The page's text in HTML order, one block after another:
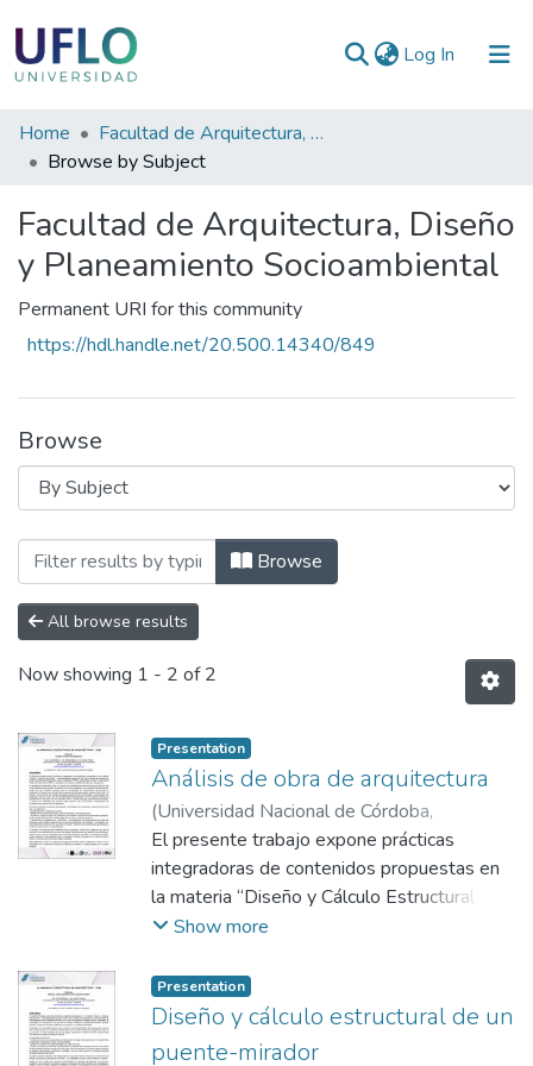
Log In (current)
Communities
&
All of RIUFLO
Home
Facultad de Arquitectura, Diseño y Planeamiento Socioambiental
Browse by Subject
Facultad de Arquitectura, Diseño
y Planeamiento Socioambiental
Permanent URI for this community
https://hdl.handle.net/20.500.14340/849
Browse
Browsing Facultad de Arquitectura,
Browse
All browse results
Now showing 1 - 2 of 2
Presentation
Análisis de obra de arquitectura
(Universidad Nacional de Córdoba,
Argentina,2020)Bobeda, Cecilia;Berríos,
Natalia;Portillo, Suyay
El presente trabajo expone prácticas
integradoras de contenidos propuestas en
la materia “Diseño y Cálculo Estructural I”,
correspondiente al segundo año de la
Planeamiento Socio Ambiental (FPSA).
Este trabajo se llevó a cabo hacia finales
del ciclo lectivo 2021, y consistió en el
Show more
Presentation
Diseño y cálculo estructural de un
puente-mirador